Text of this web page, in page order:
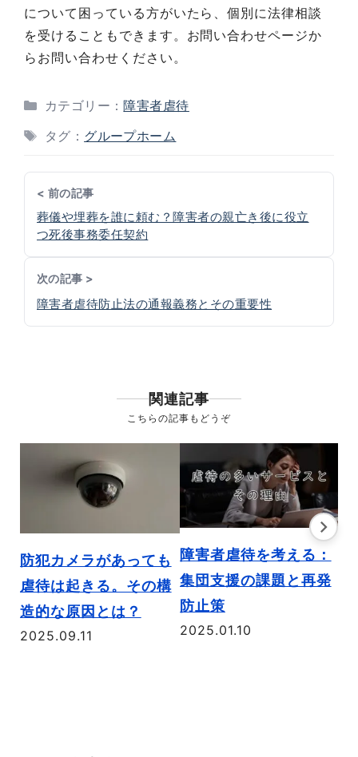
について困っている方がいたら、個別に法律相談
を受けることもできます。お問い合わせページか
らお問い合わせください。
カテゴリー：障害者虐待
タグ： グループホーム
< 前の記事
葬儀や埋葬を誰に頼む？障害者の親亡き後に役立
つ死後事務委任契約
次の記事 >
障害者虐待防止法の通報義務とその重要性
関連記事
こちらの記事もどうぞ
防犯カメラがあっても
虐待は起きる。その構
造的な原因とは？
2025.09.11
障害者虐待を考える：
集団支援の課題と再発
防止策
2025.01.10